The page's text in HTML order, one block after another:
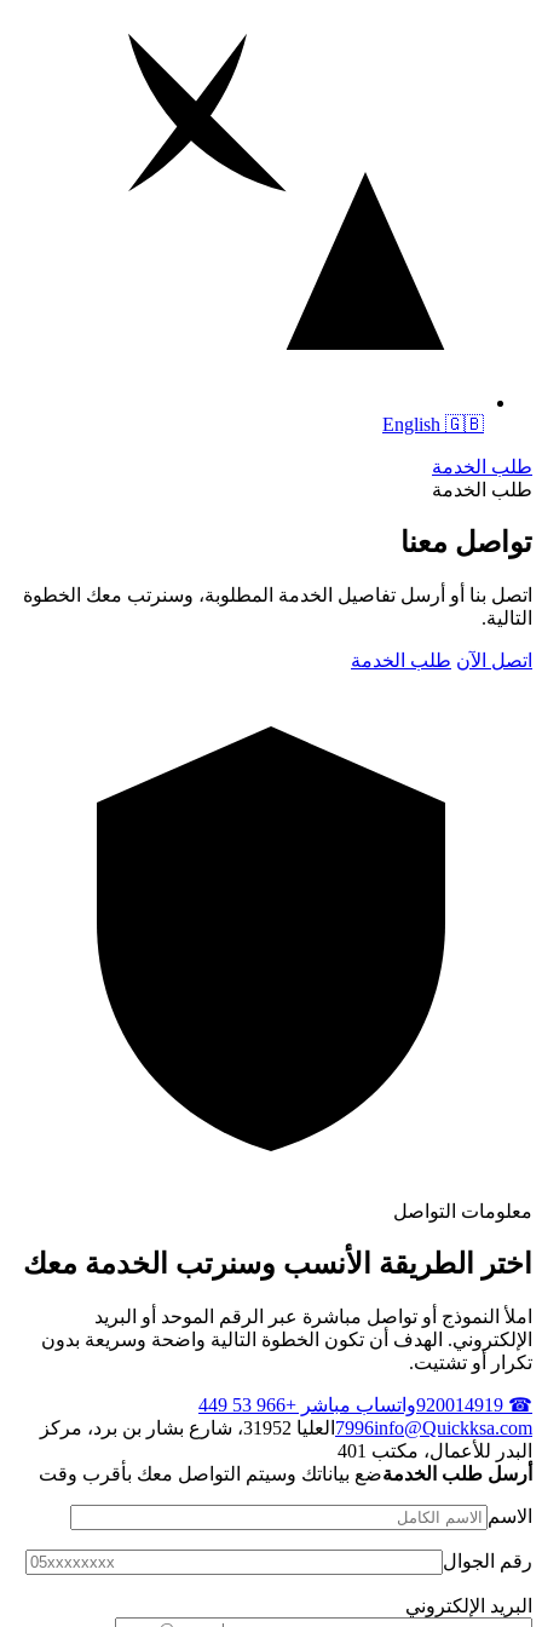
English 🇬🇧
طلب الخدمة
طلب الخدمة
تواصل معنا
اتصل بنا أو أرسل تفاصيل الخدمة المطلوبة، وسنرتب معك الخطوة
التالية.
اتصل الآن طلب الخدمة
معلومات التواصل
اختر الطريقة الأنسب وسنرتب الخدمة معك
املأ النموذج أو تواصل مباشرة عبر الرقم الموحد أو البريد
الإلكتروني. الهدف أن تكون الخطوة التالية واضحة وسريعة بدون
تكرار أو تشتيت.
☎ 920014919
واتساب مباشر +966 53 449
7996info@Quickksa.com
العليا 31952، شارع بشار بن برد، مركز
البدر للأعمال، مكتب 401
أرسل طلب الخدمةضع بياناتك وسيتم التواصل معك بأقرب وقت
الاسم
رقم الجوال
البريد الإلكتروني